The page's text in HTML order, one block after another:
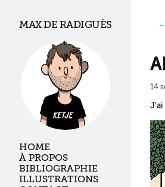
MAX DE RADIGUÈS
HOME
À PROPOS
BIBLIOGRAPHIE
ILLUSTRATIONS
←
14